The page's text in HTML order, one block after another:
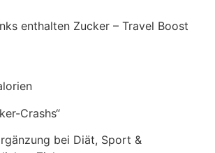
enthalten Zucker – Travel Boost
Crashs“
bei Diät, Sport &